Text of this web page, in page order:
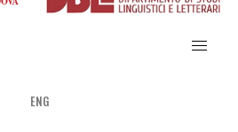
ENG